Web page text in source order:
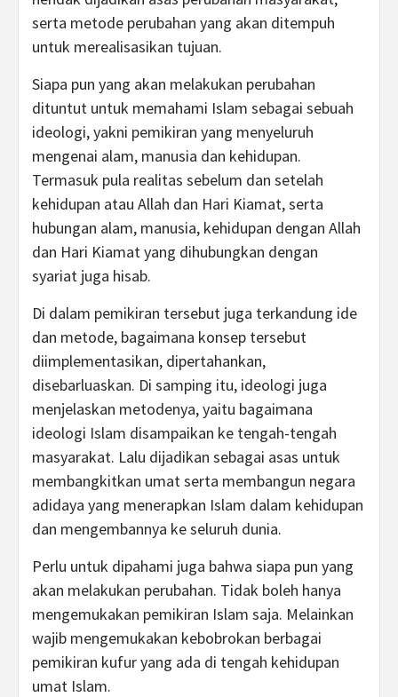
serta metode perubahan yang akan ditempuh
untuk merealisasikan tujuan.
Siapa pun yang akan melakukan perubahan
dituntut untuk memahami Islam sebagai sebuah
ideologi, yakni pemikiran yang menyeluruh
mengenai alam, manusia dan kehidupan.
Termasuk pula realitas sebelum dan setelah
kehidupan atau Allah dan Hari Kiamat, serta
hubungan alam, manusia, kehidupan dengan Allah
dan Hari Kiamat yang dihubungkan dengan
syariat juga hisab.
Di dalam pemikiran tersebut juga terkandung ide
dan metode, bagaimana konsep tersebut
diimplementasikan, dipertahankan,
disebarluaskan. Di samping itu, ideologi juga
menjelaskan metodenya, yaitu bagaimana
ideologi Islam disampaikan ke tengah-tengah
masyarakat. Lalu dijadikan sebagai asas untuk
membangkitkan umat serta membangun negara
adidaya yang menerapkan Islam dalam kehidupan
dan mengembannya ke seluruh dunia.
Perlu untuk dipahami juga bahwa siapa pun yang
akan melakukan perubahan. Tidak boleh hanya
mengemukakan pemikiran Islam saja. Melainkan
wajib mengemukakan kebobrokan berbagai
pemikiran kufur yang ada di tengah kehidupan
umat Islam.